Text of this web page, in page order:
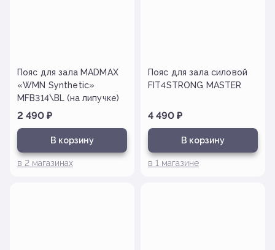
Пояс для зала MADMAX
«WMN Synthetic»
MFB314\BL (на липучке)
2 490 ₽
В корзину
в 2 магазинах
Пояс для зала силовой
FIT4STRONG MASTER
4 490 ₽
В корзину
в 1 магазине